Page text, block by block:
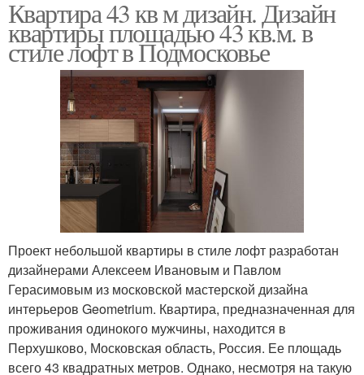
Квартира 43 кв м дизайн. Дизайн
квартиры площадью 43 кв.м. в
стиле лофт в Подмосковье
Проект небольшой квартиры в стиле лофт разработан
дизайнерами Алексеем Ивановым и Павлом
Герасимовым из московской мастерской дизайна
интерьеров Geometrium. Квартира, предназначенная для
проживания одинокого мужчины, находится в
Перхушково, Московская область, Россия. Ее площадь
всего 43 квадратных метров. Однако, несмотря на такую